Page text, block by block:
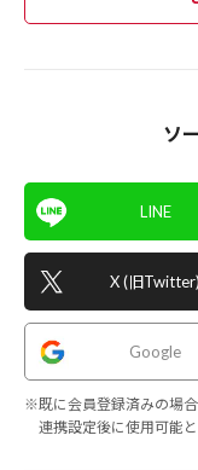
ソ
LINE
X (旧Twitter)
Google
※既に会員登録済みの場
連携設定後に使用可能と